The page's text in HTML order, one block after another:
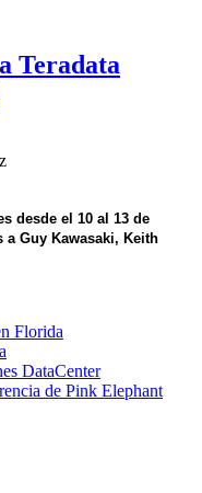
Teradata
desde el 10 al 13 de
a Guy Kawasaki, Keith
Florida
DataCenter
de Pink Elephant